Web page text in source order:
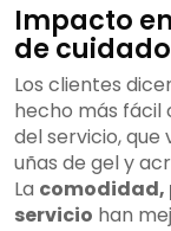
Impacto
de
Los clientes
hecho más fácil
del servicio,
uñas de gel y
La comodidad,
servicio han